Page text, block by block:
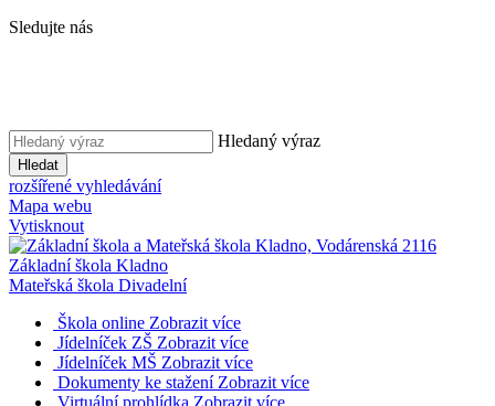
Sledujte nás
Hledaný výraz
Hledat
rozšířené vyhledávání
Mapa webu
Vytisknout
Základní škola Kladno
Mateřská škola Divadelní
Škola online Zobrazit více
Jídelníček ZŠ Zobrazit více
Jídelníček MŠ Zobrazit více
Dokumenty ke stažení Zobrazit více
Virtuální prohlídka Zobrazit více